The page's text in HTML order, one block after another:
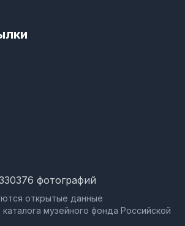
фотографий
открытые данные
музейного фонда Российской